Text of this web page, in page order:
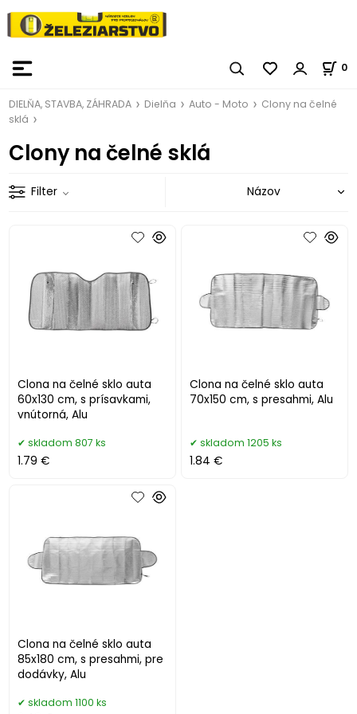
0
DIELŇA, STAVBA, ZÁHRADA Dielňa Auto - Moto
Clony na čelné
sklá
Clony na čelné sklá
Filter
Clona na čelné sklo auta
60x130 cm, s prísavkami,
vnútorná, Alu
skladom 807 ks
1.79 €
Clona na čelné sklo auta
70x150 cm, s presahmi, Alu
skladom 1205 ks
1.84 €
Clona na čelné sklo auta
85x180 cm, s presahmi, pre
dodávky, Alu
skladom 1100 ks